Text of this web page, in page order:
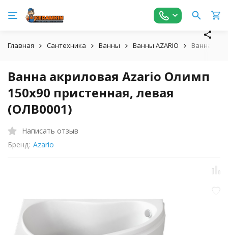
Главная Сантехника Ванны Ванны AZARIO Ванна
Ванна акриловая Azario Олимп
150х90 пристенная, левая
(ОЛВ0001)
Написать отзыв
Бренд: Azario